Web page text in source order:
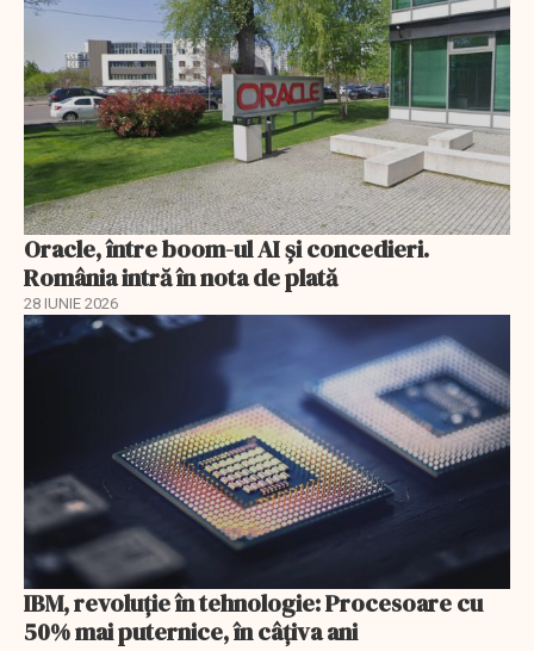
Oracle, între boom-ul AI și concedieri.
România intră în nota de plată
28 IUNIE 2026
IBM, revoluţie în tehnologie: Procesoare cu
50% mai puternice, în câţiva ani